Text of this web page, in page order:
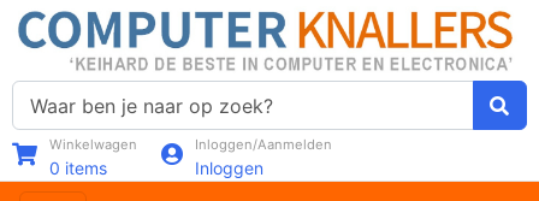
Winkelwagen
0 items
Inloggen/Aanmelden
Inloggen